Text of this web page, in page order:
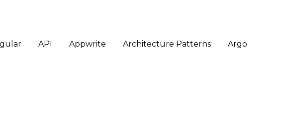
API Appwrite Architecture Patterns Argo Cd